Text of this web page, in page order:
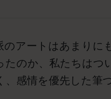
のアートはあまりに
たのか、私たちはつ
、感情を優先した筆